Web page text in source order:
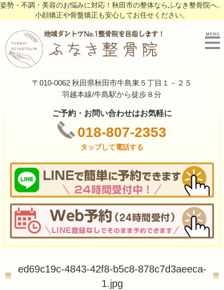
姿勢・不調・美容のお悩みに対応！秋田市の整体ならふなき整骨院へ。
小顔矯正や骨盤矯正も安心してお任せください。
〒010-0062 秋田県秋田市牛島東５丁目１－２５
羽越本線/牛島駅から徒歩８分
ご予約・お問い合わせはお気軽に
018-807-2353
タップして電話する
ed69c19c-4843-42f8-b5c8-878c7d3aeeca-
1.jpg